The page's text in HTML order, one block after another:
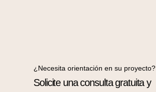
¿Necesita orientación en su proyecto?
Solicite una consulta gratuita y